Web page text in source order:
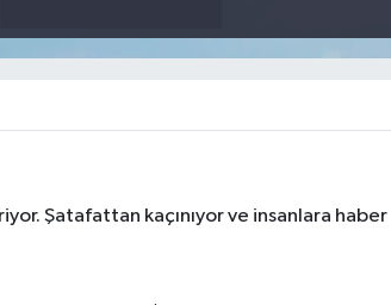
Şatafattan kaçınıyor ve insanlara haber